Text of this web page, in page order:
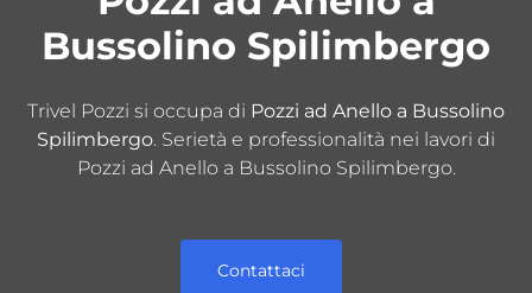
Bussolino Spilimbergo
Trivel Pozzi si occupa di Pozzi ad Anello a Bussolino
Spilimbergo. Serietà e professionalità nei lavori di
Pozzi ad Anello a Bussolino Spilimbergo.
Contattaci